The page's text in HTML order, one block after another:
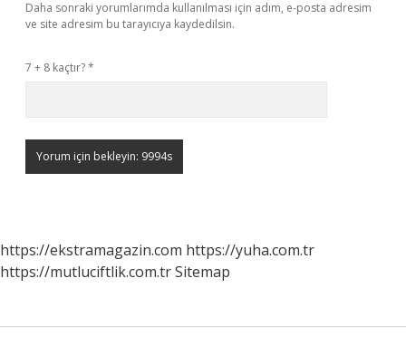
Daha sonraki yorumlarımda kullanılması için adım, e-posta adresim
ve site adresim bu tarayıcıya kaydedilsin.
7 + 8 kaçtır?*
https://ekstramagazin.com https://yuha.com.tr
https://mutluciftlik.com.trSitemap